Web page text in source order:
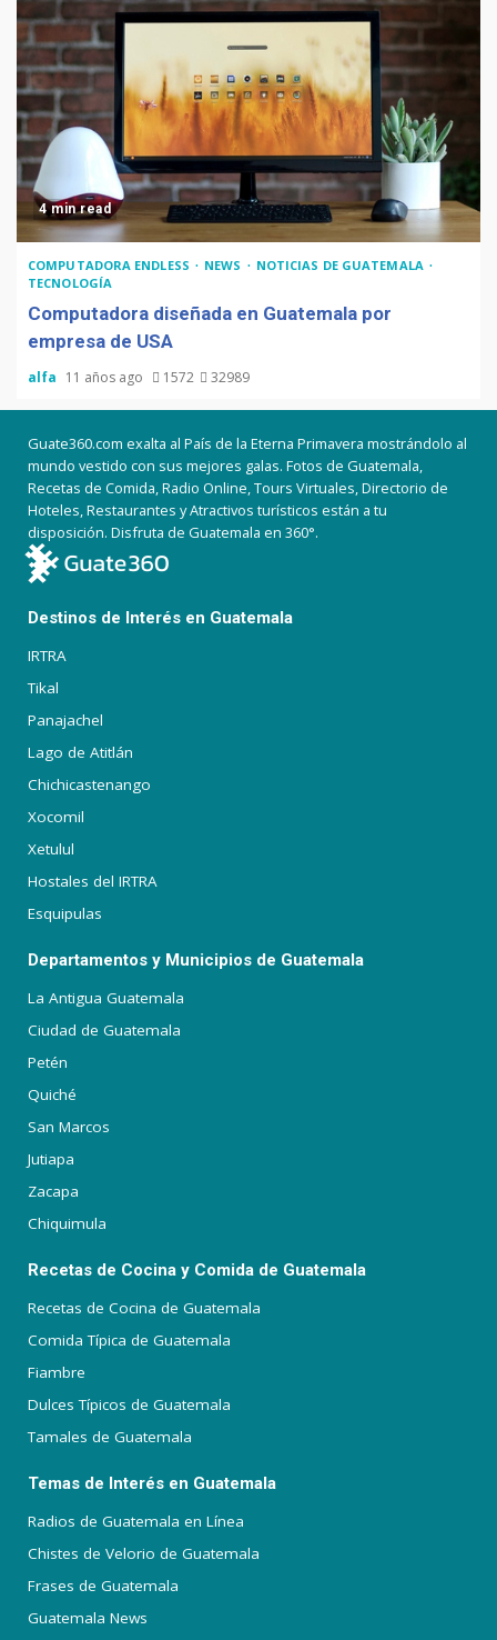
4 min read
COMPUTADORA ENDLESS NEWS
NOTICIAS DE GUATEMALA
TECNOLOGÍA
Computadora diseñada en Guatemala por
empresa de USA
alfa 11 años ago 1572 32989
Guate360.com exalta al País de la Eterna Primavera mostrándolo al
mundo vestido con sus mejores galas. Fotos de Guatemala,
Recetas de Comida, Radio Online, Tours Virtuales, Directorio de
Hoteles, Restaurantes y Atractivos turísticos están a tu
disposición. Disfruta de Guatemala en 360°.
Destinos de Interés en Guatemala
IRTRA
Tikal
Panajachel
Lago de Atitlán
Chichicastenango
Xocomil
Xetulul
Hostales del IRTRA
Esquipulas
Departamentos y Municipios de Guatemala
La Antigua Guatemala
Ciudad de Guatemala
Petén
Quiché
San Marcos
Jutiapa
Zacapa
Chiquimula
Recetas de Cocina y Comida de Guatemala
Recetas de Cocina de Guatemala
Comida Típica de Guatemala
Fiambre
Dulces Típicos de Guatemala
Tamales de Guatemala
Temas de Interés en Guatemala
Radios de Guatemala en Línea
Chistes de Velorio de Guatemala
Frases de Guatemala
Guatemala News